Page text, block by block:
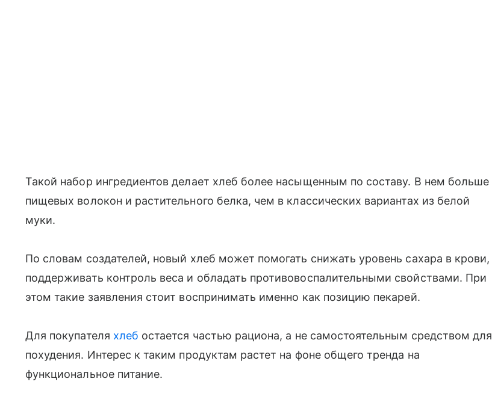
Такой набор ингредиентов делает хлеб более насыщенным по составу. В нем больше
пищевых волокон и растительного белка, чем в классических вариантах из белой
муки.
По словам создателей, новый хлеб может помогать снижать уровень сахара в крови,
поддерживать контроль веса и обладать противовоспалительными свойствами. При
этом такие заявления стоит воспринимать именно как позицию пекарей.
Для покупателя хлеб остается частью рациона, а не самостоятельным средством для
похудения. Интерес к таким продуктам растет на фоне общего тренда на
функциональное питание.